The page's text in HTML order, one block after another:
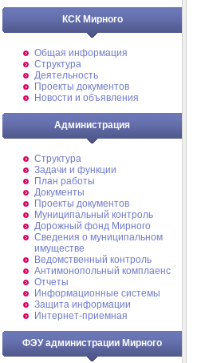
КСК Мирного
Общая информация
Структура
Деятельность
Проекты документов
Новости и объявления
Администрация
Структура
Задачи и функции
План работы
Документы
Проекты документов
Муниципальный контроль
Дорожный фонд Мирного
Cведения о муниципальном
имуществе
Ведомственный контроль
Антимонопольный комплаенс
Отчеты
Информационные системы
Защита информации
Интернет-приемная
ФЭУ администрации Мирного